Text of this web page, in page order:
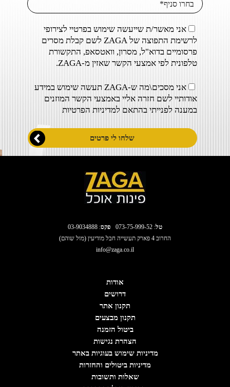
אני מאשר/ת שייעשה שימוש בפרטיי לצירופי
לרשימת התפוצה של ZAGA לשם קבלת מסרים
פרסומיים בדוא"ל, מסרון, וואטסאפ, התקשורת
טלפונית לפי אמצעי הקשר שאזין מ-ZAGA.
אני מסכים\מה ש-ZAGA תעשה שימוש במידע
אודותיי לשם חזרה אליי באמצעי הקשר המוזנים
במענה לפנייתי בהתאם למדיניות הפרטיות
טל:
073-75-999-52 פקס: 03-9034888
החרוב 4 פארק תעשייה חבל מודיעין (מול שוהם)
info@zaga.co.il
אודות
דרושים
תקנון אתר
תקנון מבצעים
ביטול הזמנה
הצהרת נגישות
מדיניות שימוש בעוגיות באתר
מדיניות ביטולים והחזרות
שאלות ותשובות